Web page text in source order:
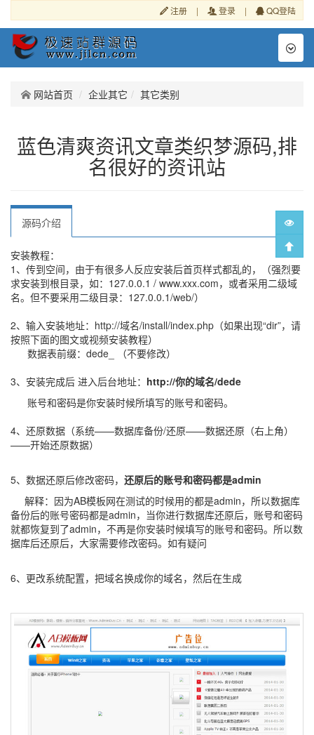
注册 | 登录 | QQ登陆
网站首页 企业其它 其它类别
蓝色清爽资讯文章类织梦源码,排
名很好的资讯站
源码介绍
安装教程：
1、传到空间，由于有很多人反应安装后首页样式都乱的，（强烈要
求安装到根目录，如：127.0.0.1 / www.xxx.com，或者采用二级域
名。但不要采用二级目录：127.0.0.1/web/）
2、输入安装地址：http://域名/install/index.php（如果出现“dir”，请
按照下面的图文或视频安装教程）
数据表前缀：dede_ （不要修改）
3、安装完成后 进入后台地址： http://你的域名/dede
账号和密码是你安装时候所填写的账号和密码。
4、还原数据（系统——数据库备份/还原——数据还原（右上角）
——开始还原数据）
5、数据还原后修改密码， 还原后的账号和密码都是admin
解释：因为AB模板网在测试的时候用的都是admin，所以数据库
备份后的账号密码都是admin，当你进行数据库还原后，账号和密码
就都恢复到了admin，不再是你安装时候填写的账号和密码。所以数
据库后还原后，大家需要修改密码。如有疑问
6、更改系统配置，把域名换成你的域名，然后在生成